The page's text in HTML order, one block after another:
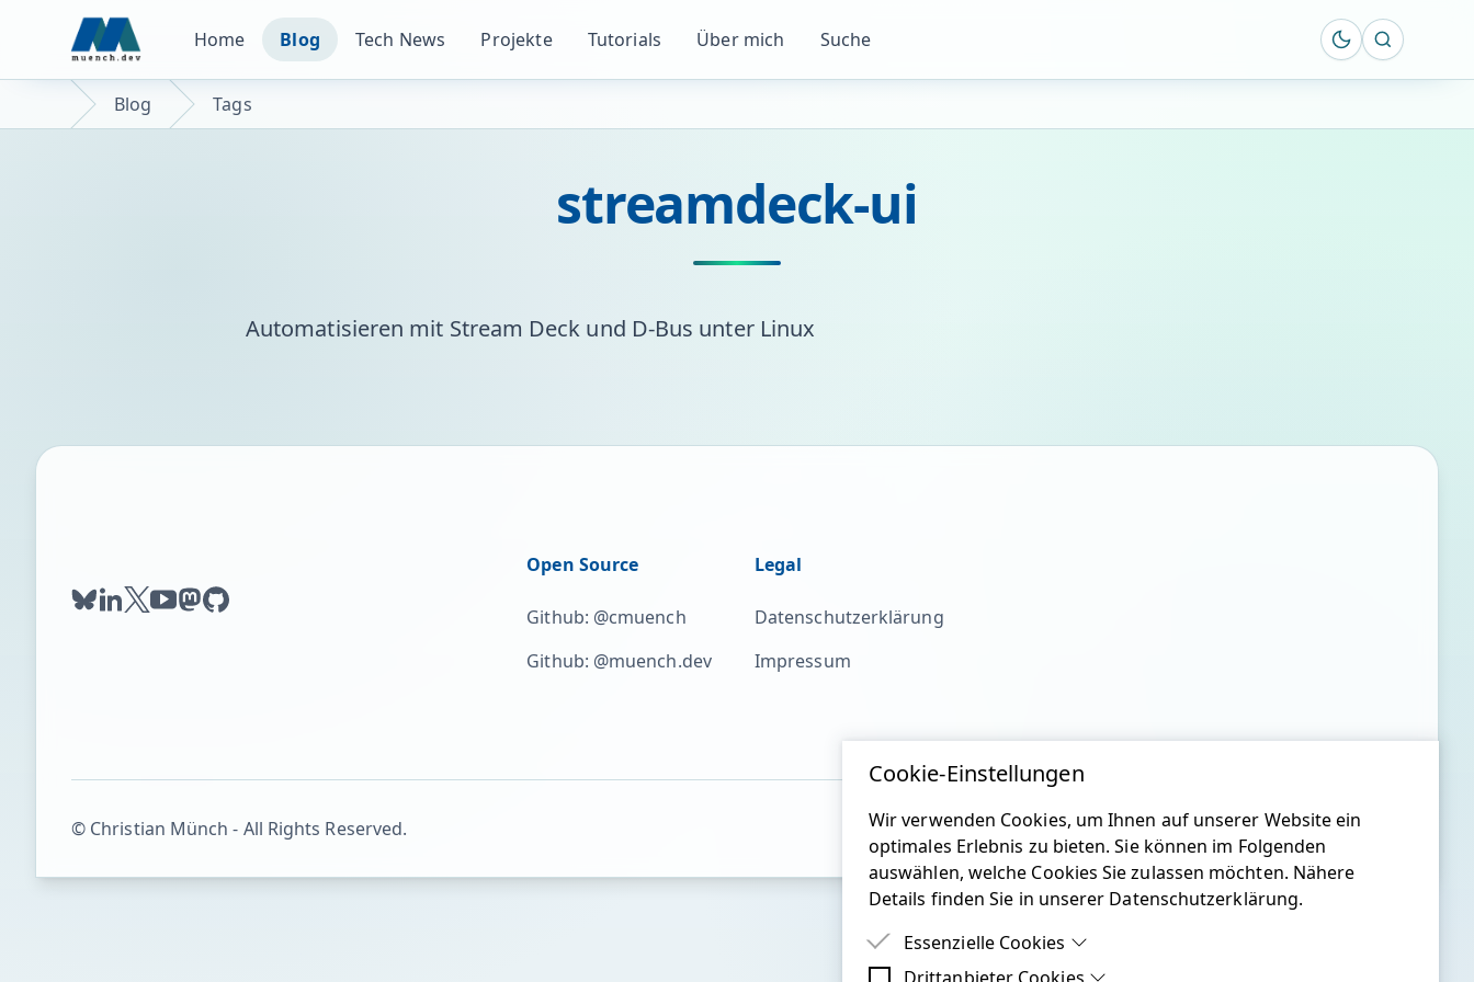
Home Blog Tech News Projekte Tutorials Über mich Suche Suche
Blog Tags
streamdeck-ui
Automatisieren mit Stream Deck und D-Bus unter Linux
Cookie-Einstellungen
Wir verwenden Cookies, um Ihnen auf unserer Website ein
optimales Erlebnis zu bieten. Sie können im Folgenden
auswählen, welche Cookies Sie zulassen möchten. Nähere
Details finden Sie in unserer Datenschutzerklärung.
Essenzielle Cookies
bluesky
linkedin
twitter
youtube
mastodon
github
Open Source
Github: @cmuench
Github: @muench.dev
Legal
Datenschutzerklärung
Impressum
© Christian Münch - All Rights Reserved.